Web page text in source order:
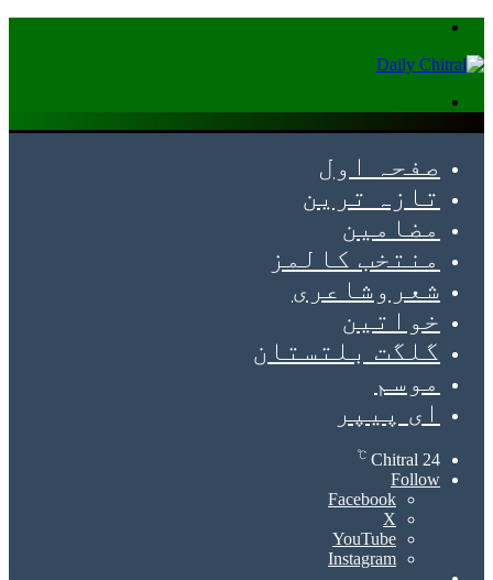
صفحہ اول
تازہ ترین
مضامین
منتخب کالمز
شعروشاعری
خواتین
گلگت بلتستان
موسم
ای پیپر
Chitral 24
℃
Follow
Facebook
X
YouTube
Instagram